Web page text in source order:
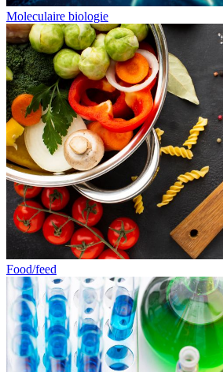
Moleculaire biologie
Food/feed